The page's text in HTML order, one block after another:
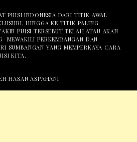
PUISI INDONESIA DARI TITIK AWAL
HINGGA KE TITIK PALING
PUISI TERSEBUT TELAH ATAU AKAN
MEWAKILI PERKEMBANGAN DAN
SUMBANGAN YANG MEMPERKAYA CARA
KITA.
HASAN ASPAHANI